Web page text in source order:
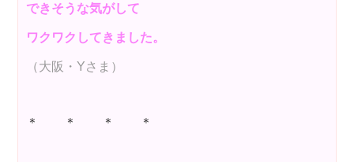
できそうな気がして
ワクワクしてきました。
（大阪・Yさま）
＊ ＊ ＊ ＊